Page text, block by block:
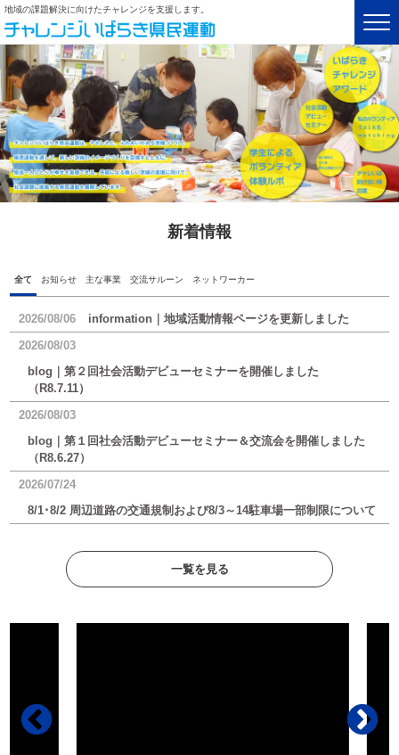
地域の課題解決に向けたチャレンジを支援します。
新着情報
全て お知らせ 主な事業 交流サルーン ネットワーカー
2026/08/06
information｜地域活動情報ページを更新しました
2026/08/03
blog｜第２回社会活動デビューセミナーを開催しました
（R8.7.11）
2026/08/03
blog｜第１回社会活動デビューセミナー＆交流会を開催しました
（R8.6.27）
2026/07/24
8/1･8/2 周辺道路の交通規制および8/3～14駐車場一部制限について
一覧を見る